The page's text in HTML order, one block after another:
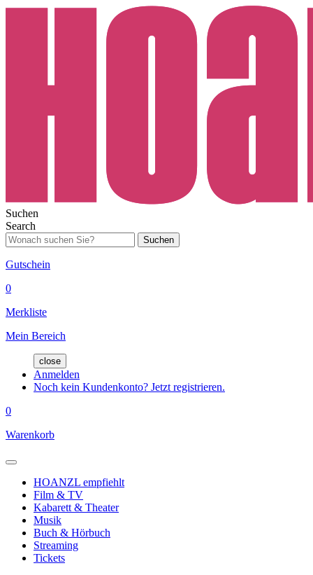
Suchen
Search
Suchen
Gutschein
0
Merkliste
Mein Bereich
close
Anmelden
Noch kein Kundenkonto? Jetzt registrieren.
0
Warenkorb
HOANZL empfiehlt
Film & TV
Kabarett & Theater
Musik
Buch & Hörbuch
Streaming
Tickets